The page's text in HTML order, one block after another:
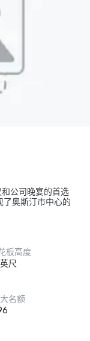
公司晚宴的首选
了奥斯汀市中心的
板高度
尺
名额